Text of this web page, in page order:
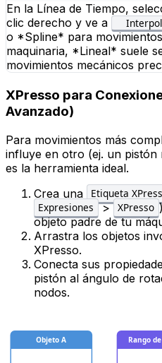
En la Línea de Tiempo,
clic derecho y ve a
o *Spline* para
maquinaria, *Lineal* suele
movimientos mecánicos
XPresso para
Avanzado)
Para movimientos más
influye en otro (ej. un
es la herramienta ideal.
Crea una
Etiqueta
Expresiones > XPresso
objeto padre de tu
Arrastra los objetos
XPresso.
Conecta sus
pistón al ángulo de
nodos.
Objeto A Rango